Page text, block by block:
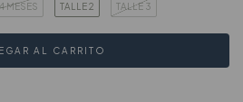
MESES TALLE 2 TALLE 3